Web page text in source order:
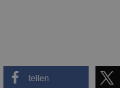
teilen